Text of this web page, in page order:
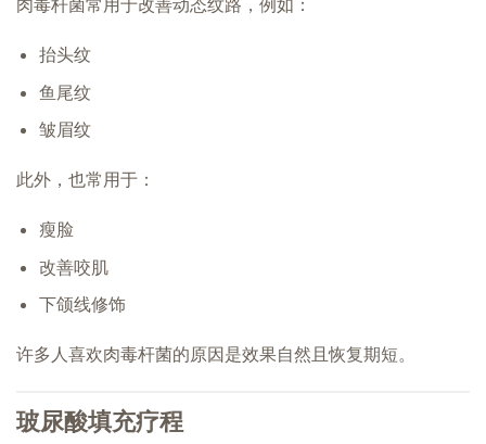
肉毒杆菌常用于改善动态纹路，例如：
抬头纹
鱼尾纹
皱眉纹
此外，也常用于：
瘦脸
改善咬肌
下颌线修饰
许多人喜欢肉毒杆菌的原因是效果自然且恢复期短。
玻尿酸填充疗程